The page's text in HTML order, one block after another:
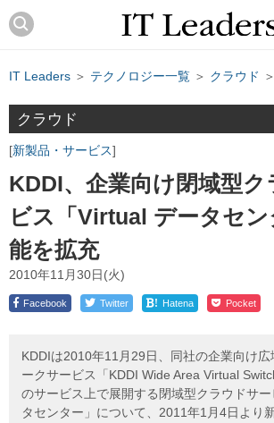
IT Leaders ＞ テクノロジー一覧 ＞ クラウド ＞
クラウド
新製品・サービス
KDDI、企業向け閉域型
ビス「Virtual データセ
能を拡充
2010年11月30日(火)
Facebook Twitter ! Hatena Pocket
KDDIは2010年11月29日、同社の企業向け広
ークサービス「KDDI Wide Area Virtual
のサービス上で展開する閉域型クラウドサ
タセンター」について、2011年1月4日より